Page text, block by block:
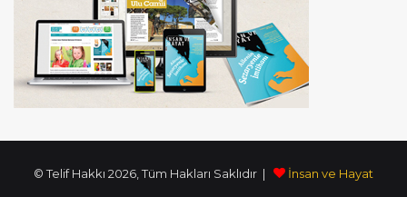
© Telif Hakkı 2026, Tüm Hakları Saklıdır |
İnsan ve Hayat